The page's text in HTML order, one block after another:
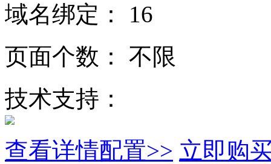
域名绑定：
16
页面个数：
不限
技术支持：
查看详情配置>> 立即购